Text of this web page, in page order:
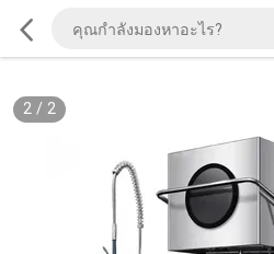
2/ 2